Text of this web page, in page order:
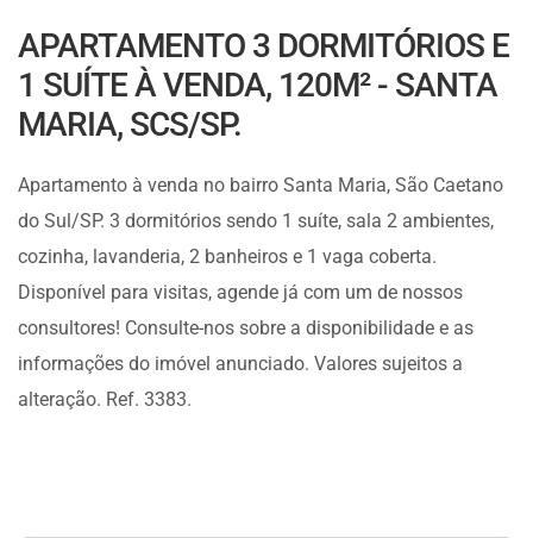
APARTAMENTO 3 DORMITÓRIOS E
1 SUÍTE À VENDA, 120M² - SANTA
MARIA, SCS/SP.
Apartamento à venda no bairro Santa Maria, São Caetano
do Sul/SP. 3 dormitórios sendo 1 suíte, sala 2 ambientes,
cozinha, lavanderia, 2 banheiros e 1 vaga coberta.
Disponível para visitas, agende já com um de nossos
consultores! Consulte-nos sobre a disponibilidade e as
informações do imóvel anunciado. Valores sujeitos a
alteração. Ref. 3383.